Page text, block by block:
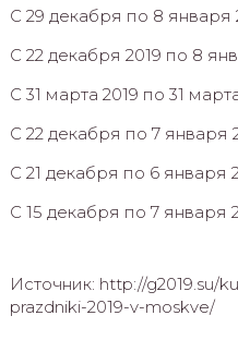
С 29 декабря по 8 января
С 22 декабря 2019 по 8
С 31 марта 2019 по 31
С 22 декабря по 7 января
С 21 декабря по 6 января
С 15 декабря по 7 января
Источник: http://g2019.su/
prazdniki-2019-v-moskve/